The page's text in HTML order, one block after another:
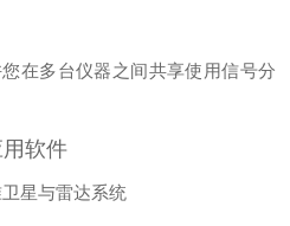
在多台仪器之间共享使用信号分
软件